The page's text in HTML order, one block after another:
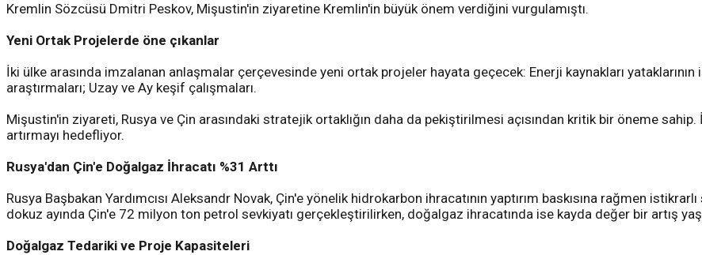
Kremlin Sözcüsü Dmitri Peskov, Mişustin'in ziyaretine Kremlin'in büyük önem verdiğini vurgulamıştı.
Yeni Ortak Projelerde öne çıkanlar
İki ülke arasında imzalanan anlaşmalar çerçevesinde yeni ortak projeler hayata geçecek: Enerji kaynakları
araştırmaları; Uzay ve Ay keşif çalışmaları.
Mişustin'in ziyareti, Rusya ve Çin arasındaki stratejik ortaklığın daha da pekiştirilmesi açısından kritik bir öneme
artırmayı hedefliyor.
Rusya'dan Çin'e Doğalgaz İhracatı %31 Arttı
Rusya Başbakan Yardımcısı Aleksandr Novak, Çin'e yönelik hidrokarbon ihracatının yaptırım baskısına rağmen
dokuz ayında Çin'e 72 milyon ton petrol sevkiyatı gerçekleştirilirken, doğalgaz ihracatında ise kayda değer bir artış
Doğalgaz Tedariki ve Proje Kapasiteleri